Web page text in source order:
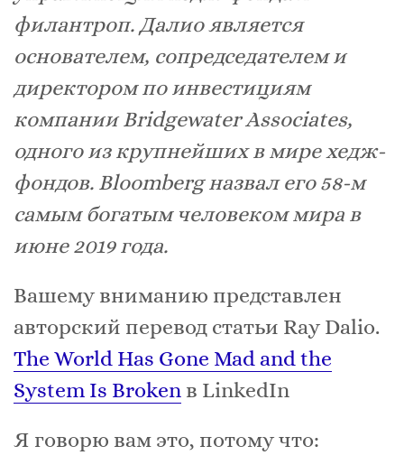
филантроп. Далио является
основателем, сопредседателем и
директором по инвестициям
компании Bridgewater Associates,
одного из крупнейших в мире хедж-
фондов. Bloomberg назвал его 58-м
самым богатым человеком мира в
июне 2019 года.
Вашему вниманию представлен
авторский перевод статьи Ray Dalio.
The World Has Gone Mad and the
System Is Broken в LinkedIn
Я говорю вам это, потому что: